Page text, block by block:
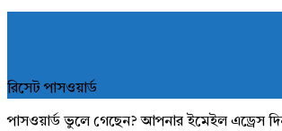
রিসেট পাসওয়ার্ড
পাসওয়ার্ড ভুলে গেছেন? আপনার ইমেইল এড্রেস